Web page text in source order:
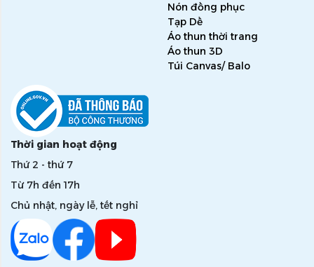
Nón đồng phục
Tạp Dề
Áo thun thời trang
Áo thun 3D
Túi Canvas/ Balo
Thời gian hoạt động
Thứ 2 - thứ 7
Từ 7h đến 17h
Chủ nhật, ngày lễ, tết nghỉ